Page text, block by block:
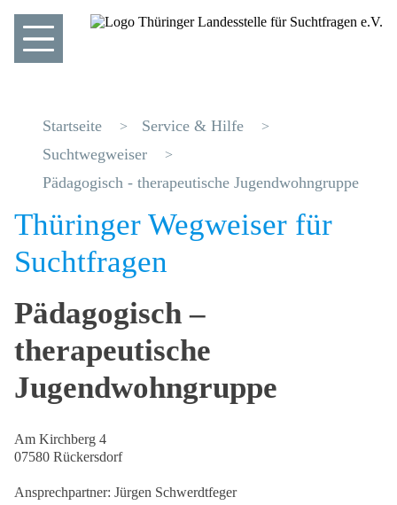
Startseite
Service & Hilfe
Suchtwegweiser
Pädagogisch - therapeutische Jugendwohngruppe
Thüringer Wegweiser für
Suchtfragen
Pädagogisch –
therapeutische
Jugendwohngruppe
Am Kirchberg 4
07580 Rückersdorf
Ansprechpartner: Jürgen Schwerdtfeger